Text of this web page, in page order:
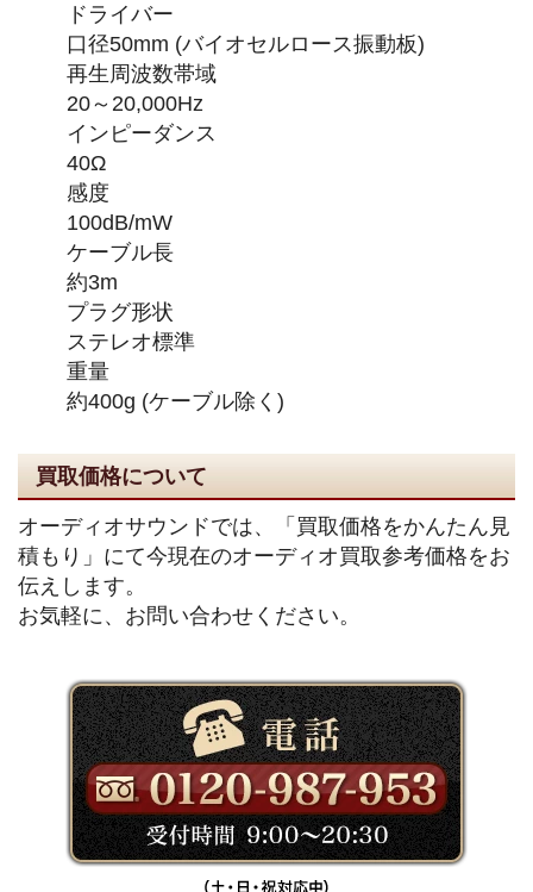
ドライバー
口径50mm (バイオセルロース振動板)
再生周波数帯域
20～20,000Hz
インピーダンス
40Ω
感度
100dB/mW
ケーブル長
約3m
プラグ形状
ステレオ標準
重量
約400g (ケーブル除く)
買取価格について
オーディオサウンドでは、「買取価格をかんたん見
積もり」にて今現在のオーディオ買取参考価格をお
伝えします。
お気軽に、お問い合わせください。